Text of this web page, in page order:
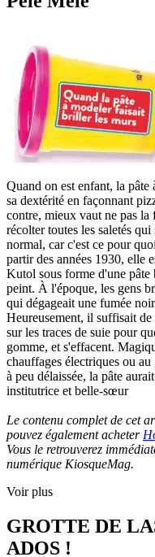
Quand on est enfant, la pâte
sa dextérité en façonnant
contre, mieux vaut ne pas la
récolter toutes les saletés
normal, car c'est ce pour
partir des années 1930, elle
Kutol sous forme d'une pâte
peint. À l'époque, les gens
qui dégageait une fumée
Heureusement, il suffisait
sur les traces de suie pour
gomme, et s'effacent.
chauffages électriques ou au
à peu délaissée, la pâte
institutrice et belle-sœur
Le contenu complet de cet
pouvez également acheter
Vous le retrouverez
numérique KiosqueMag.
Voir plus
GROTTE DE
ADOS !